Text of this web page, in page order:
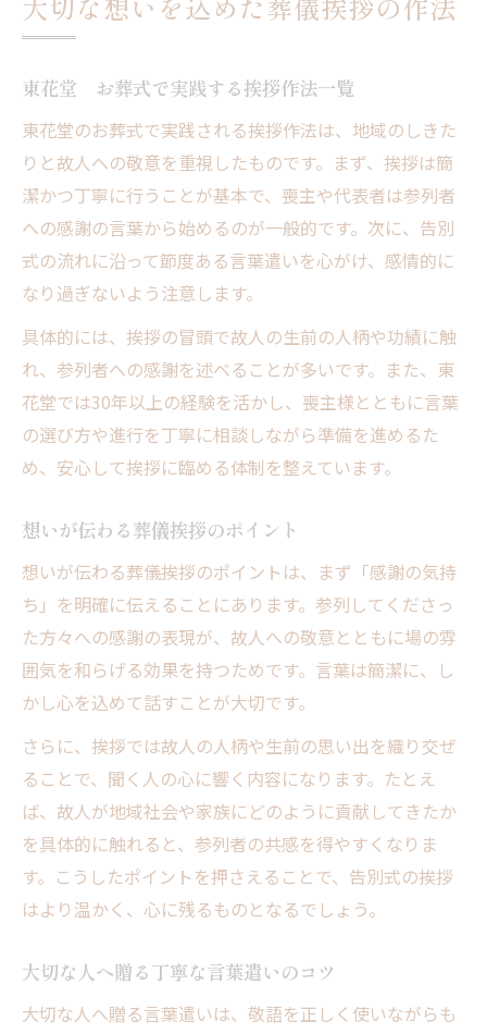
東花堂 お葬式で実践する挨拶作法一覧
東花堂のお葬式で実践される挨拶作法は、地域のしきた
りと故人への敬意を重視したものです。まず、挨拶は簡
潔かつ丁寧に行うことが基本で、喪主や代表者は参列者
への感謝の言葉から始めるのが一般的です。次に、告別
式の流れに沿って節度ある言葉遣いを心がけ、感情的に
なり過ぎないよう注意します。
具体的には、挨拶の冒頭で故人の生前の人柄や功績に触
れ、参列者への感謝を述べることが多いです。また、東
花堂では30年以上の経験を活かし、喪主様とともに言葉
の選び方や進行を丁寧に相談しながら準備を進めるた
め、安心して挨拶に臨める体制を整えています。
想いが伝わる葬儀挨拶のポイント
想いが伝わる葬儀挨拶のポイントは、まず「感謝の気持
ち」を明確に伝えることにあります。参列してくださっ
た方々への感謝の表現が、故人への敬意とともに場の雰
囲気を和らげる効果を持つためです。言葉は簡潔に、し
かし心を込めて話すことが大切です。
さらに、挨拶では故人の人柄や生前の思い出を織り交ぜ
ることで、聞く人の心に響く内容になります。たとえ
ば、故人が地域社会や家族にどのように貢献してきたか
を具体的に触れると、参列者の共感を得やすくなりま
す。こうしたポイントを押さえることで、告別式の挨拶
はより温かく、心に残るものとなるでしょう。
大切な人へ贈る丁寧な言葉遣いのコツ
大切な人へ贈る言葉遣いは、敬語を正しく使いながらも